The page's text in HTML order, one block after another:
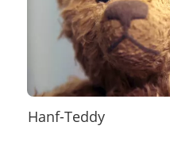
Hanf-Teddy